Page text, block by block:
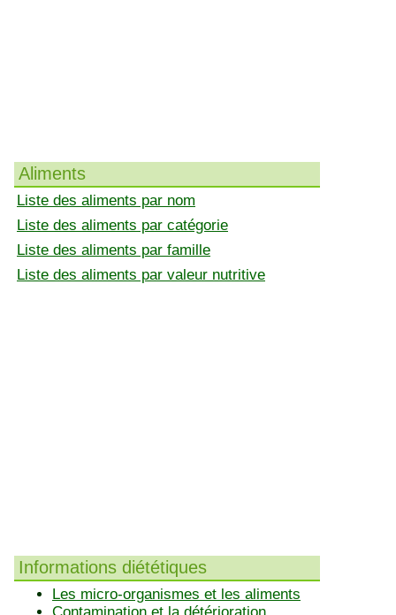
Aliments
Liste des aliments par nom
Liste des aliments par catégorie
Liste des aliments par famille
Liste des aliments par valeur nutritive
Informations diététiques
Les micro-organismes et les aliments